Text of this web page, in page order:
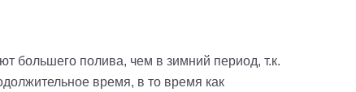
большего полива, чем в зимний период, т.к.
время, в то время как